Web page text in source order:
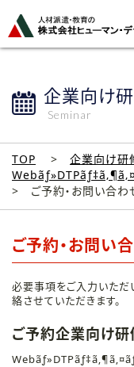
企業向け
Seminar
TOP
企業向け研
ご予約・お問い合わ
ご予約・お問い
必要事項をご入力いただ
絡させていただきます。
ご予約企業向け研
ジ
ト